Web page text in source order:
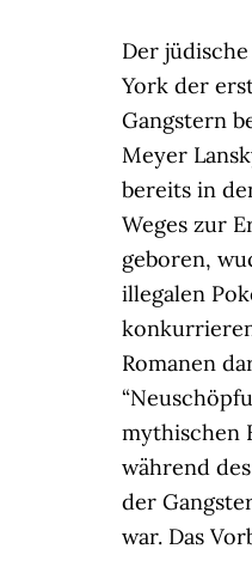
Der
York der
Gangstern
Meyer
bereits in
Weges zur
geboren,
illegalen
Romanen
mythischen
während
der
war. Das